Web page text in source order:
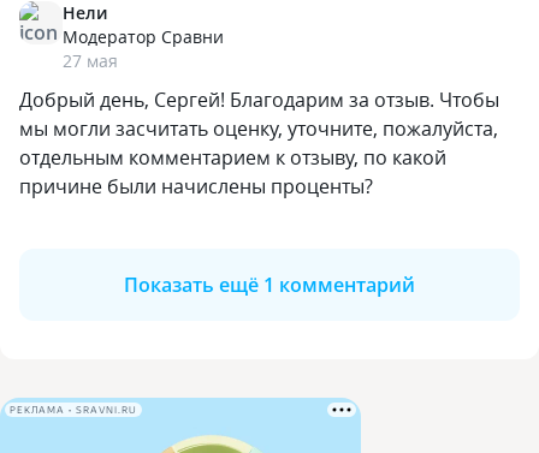
Нели
Модератор Сравни
27 мая
Добрый день, Сергей! Благодарим за отзыв. Чтобы
мы могли засчитать оценку, уточните, пожалуйста,
отдельным комментарием к отзыву, по какой
причине были начислены проценты?
Показать ещё 1 комментарий
РЕКЛАМА • SRAVNI.RU